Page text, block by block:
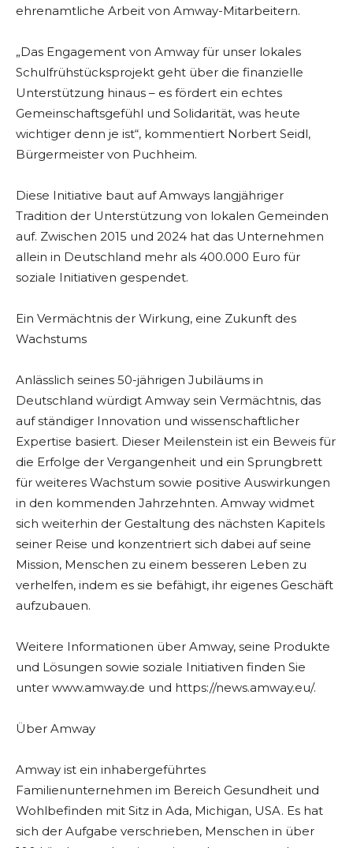
ehrenamtliche Arbeit von Amway-Mitarbeitern.
„Das Engagement von Amway für unser lokales
Schulfrühstücksprojekt geht über die finanzielle
Unterstützung hinaus – es fördert ein echtes
Gemeinschaftsgefühl und Solidarität, was heute
wichtiger denn je ist“, kommentiert Norbert Seidl,
Bürgermeister von Puchheim.
Diese Initiative baut auf Amways langjähriger
Tradition der Unterstützung von lokalen Gemeinden
auf. Zwischen 2015 und 2024 hat das Unternehmen
allein in Deutschland mehr als 400.000 Euro für
soziale Initiativen gespendet.
Ein Vermächtnis der Wirkung, eine Zukunft des
Wachstums
Anlässlich seines 50-jährigen Jubiläums in
Deutschland würdigt Amway sein Vermächtnis, das
auf ständiger Innovation und wissenschaftlicher
Expertise basiert. Dieser Meilenstein ist ein Beweis für
die Erfolge der Vergangenheit und ein Sprungbrett
für weiteres Wachstum sowie positive Auswirkungen
in den kommenden Jahrzehnten. Amway widmet
sich weiterhin der Gestaltung des nächsten Kapitels
seiner Reise und konzentriert sich dabei auf seine
Mission, Menschen zu einem besseren Leben zu
verhelfen, indem es sie befähigt, ihr eigenes Geschäft
aufzubauen.
Weitere Informationen über Amway, seine Produkte
und Lösungen sowie soziale Initiativen finden Sie
unter www.amway.de und https://news.amway.eu/.
Über Amway
Amway ist ein inhabergeführtes
Familienunternehmen im Bereich Gesundheit und
Wohlbefinden mit Sitz in Ada, Michigan, USA. Es hat
sich der Aufgabe verschrieben, Menschen in über